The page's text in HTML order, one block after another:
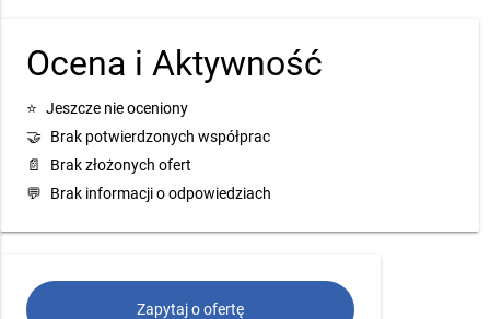
Ocena i Aktywność
⭐ Jeszcze nie oceniony
🤝 Brak potwierdzonych współprac
📄
Brak złożonych ofert
💬
Brak informacji o odpowiedziach
Zapytaj o ofertę